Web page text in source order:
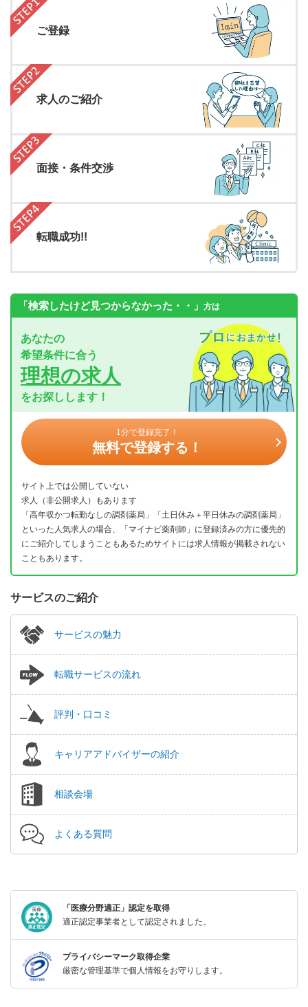
ご登録
求人のご紹介
面接・条件交渉
転職成功!!
「検索したけど見つからなかった・・」 方は
あなたの
希望条件に合う
理想の求人
をお探しします！
1分で登録完了！
無料で登録する！
サイト上では公開していない
求人（非公開求人）もあります
「高年収かつ転勤なしの調剤薬局」「土日休み＋平日休みの調剤薬局」
といった人気求人の場合、「マイナビ薬剤師」に登録済みの方に優先的
にご紹介してしまうこともあるためサイトには求人情報が掲載されない
こともあります。
サービスのご紹介
サービスの魅力
転職サービスの流れ
評判・口コミ
キャリアアドバイザーの紹介
相談会場
よくある質問
「医療分野適正」認定を取得
適正認定事業者として認定されました。
プライバシーマーク取得企業
厳密な管理基準で個人情報をお守りします。